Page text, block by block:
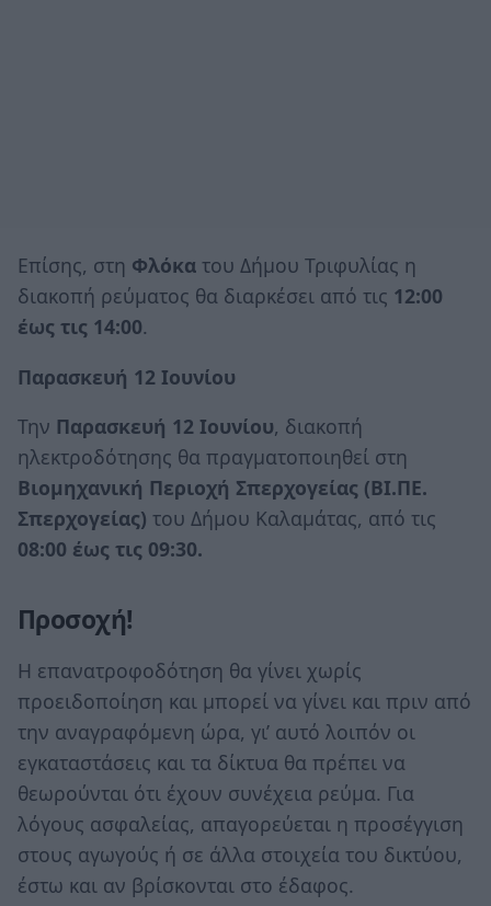
Επίσης, στη Φλόκα του Δήμου Τριφυλίας η
διακοπή ρεύματος θα διαρκέσει από τις 12:00
έως τις 14:00.
Παρασκευή 12 Ιουνίου
Την Παρασκευή 12 Ιουνίου, διακοπή
ηλεκτροδότησης θα πραγματοποιηθεί στη
Βιομηχανική Περιοχή Σπερχογείας (ΒΙ.ΠΕ.
Σπερχογείας) του Δήμου Καλαμάτας, από τις
08:00 έως τις 09:30.
Προσοχή!
Η επανατροφοδότηση θα γίνει χωρίς
προειδοποίηση και μπορεί να γίνει και πριν από
την αναγραφόμενη ώρα, γι’ αυτό λοιπόν οι
εγκαταστάσεις και τα δίκτυα θα πρέπει να
θεωρούνται ότι έχουν συνέχεια ρεύμα. Για
λόγους ασφαλείας, απαγορεύεται η προσέγγιση
στους αγωγούς ή σε άλλα στοιχεία του δικτύου,
έστω και αν βρίσκονται στο έδαφος.